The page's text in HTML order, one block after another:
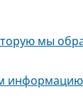
мы
информацию